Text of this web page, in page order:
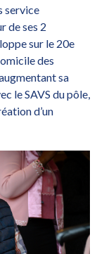
service
de ses 2
sur le 20e
des
sa
le SAVS du pôle,
d’un